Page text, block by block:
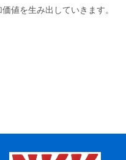
値を生み出していきます。